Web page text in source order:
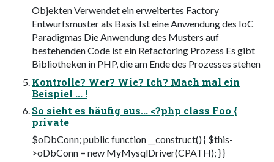
Objekten Verwendet ein erweitertes Factory
Entwurfsmuster als Basis Ist eine Anwendung des IoC
Paradigmas Die Anwendung des Musters auf
bestehenden Code ist ein Refactoring Prozess Es gibt
Bibliotheken in PHP, die am Ende des Prozesses stehen
Kontrolle? Wer? Wie? Ich? Mach mal ein
Beispiel ... !
So sieht es häufig aus... <?php class Foo {
private
$oDbConn; public function __construct() { $this-
>oDbConn = new MyMysqlDriver(CPATH); } }